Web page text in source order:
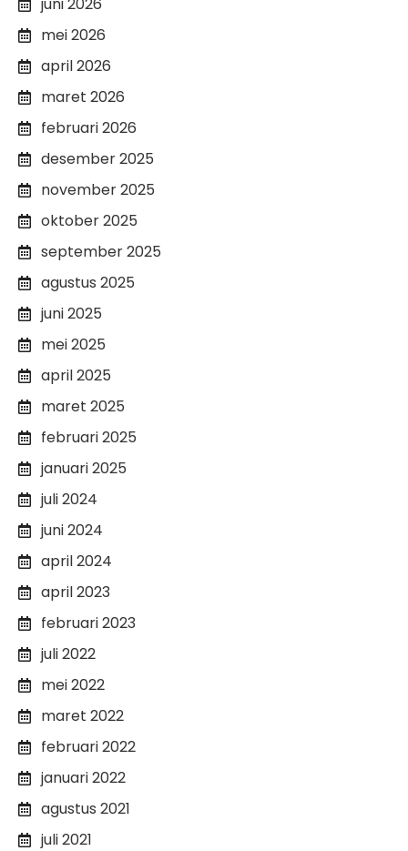
mei 2026
april 2026
maret 2026
februari 2026
desember 2025
november 2025
oktober 2025
september 2025
agustus 2025
juni 2025
mei 2025
april 2025
maret 2025
februari 2025
januari 2025
juli 2024
juni 2024
april 2024
april 2023
februari 2023
juli 2022
mei 2022
maret 2022
februari 2022
januari 2022
agustus 2021
juli 2021